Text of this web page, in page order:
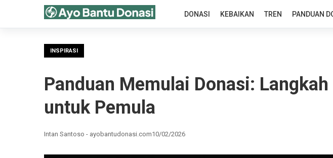
DONASI KEBAIKAN TREN PANDUAN
INSPIRASI
Panduan Memulai Donasi:
untuk Pemula
Intan Santoso - ayobantudonasi.com10/02/2026